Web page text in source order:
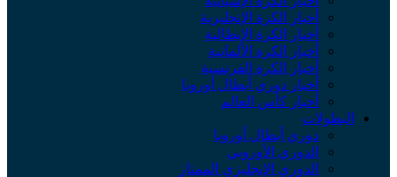
أخبار الكرة الإنجليزية
أخبار الكرة الإيطالية
أخبار الكرة الألمانية
أخبار الكرة الفرنسية
أخبار دوري أبطال أوروبا
أخبار كأس العالم
البطولات
دوري أبطال أوروبا
الدوري الأوروبي
الدوري الإنجليزي الممتاز